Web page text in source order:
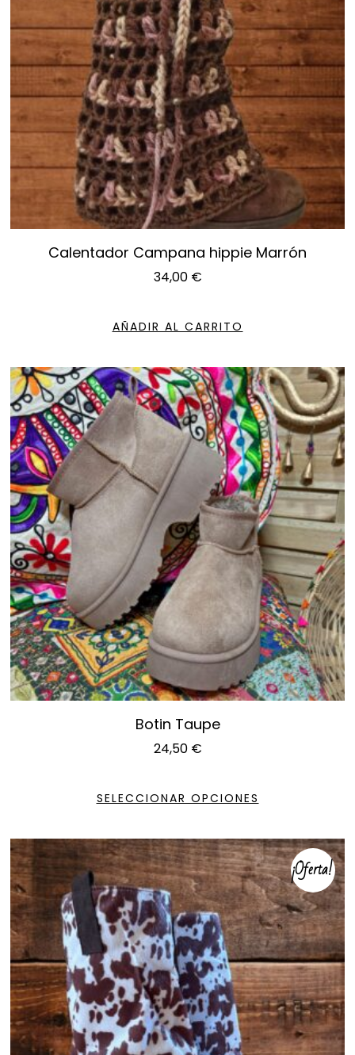
Calentador Campana hippie Marrón
34,00 €
AÑADIR AL CARRITO
Botin Taupe
24,50 €
SELECCIONAR OPCIONES
¡Oferta!